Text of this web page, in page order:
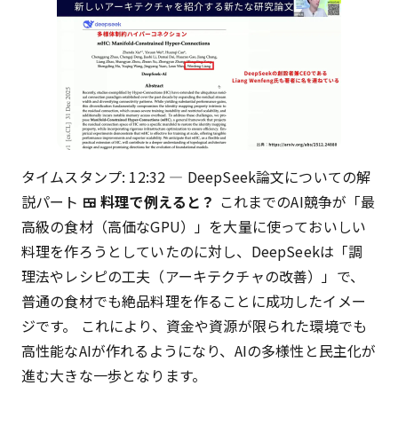
タイムスタンプ: 12:32 — DeepSeek論文についての解
説パート 🍱 料理で例えると？ これまでのAI競争が「最
高級の食材（高価なGPU）」を大量に使っておいしい
料理を作ろうとしていたのに対し、DeepSeekは「調
理法やレシピの工夫（アーキテクチャの改善）」で、
普通の食材でも絶品料理を作ることに成功したイメー
ジです。 これにより、資金や資源が限られた環境でも
高性能なAIが作れるようになり、AIの多様性と民主化が
進む大きな一歩となります。